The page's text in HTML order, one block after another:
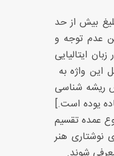
بیش از حد
عدم توجه و
ایتالیایی
واژه به 
باز گردد.[ گرافیون : نوشتن (۱) بر اساس ریشه شناسی
یوده است.]
عمده تقسیم
نوشتاری هنر